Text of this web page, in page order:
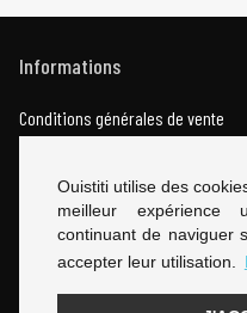
Ouistiti utilise des
meilleur expérience
continuant de naviguer
accepter leur utilisation.
Informations
Conditions générales de vente
Nous contacter